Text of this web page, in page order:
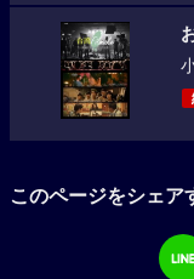
このページをシェア